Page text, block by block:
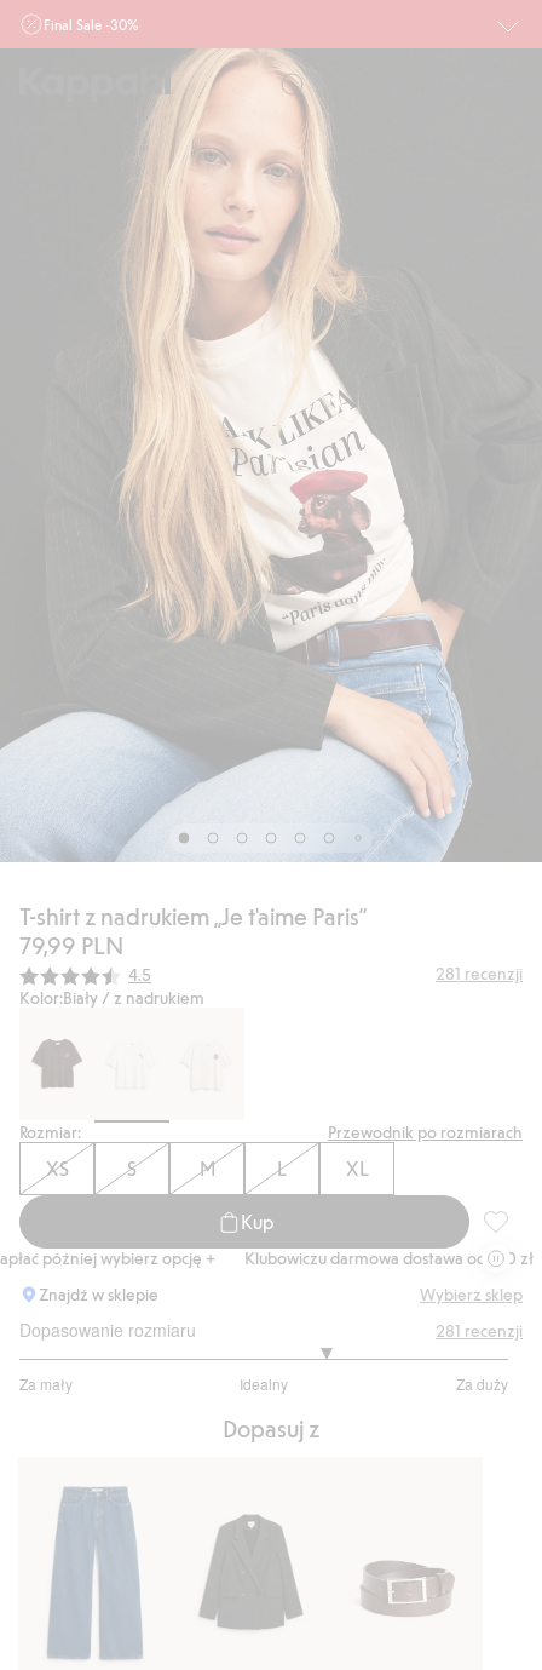
Final Sale -30%
Ważne przy zakupie min. 2 sztuk produktów włączonych w ofertę, również z
działu outlet do 10.8 w sklepach Kappahl i Newbie oraz na kappahl.com. Ofert
Mężczyzna Dziecko
T-shirt z nadrukiem „Je t'aime Paris”
79,99 PLN
Średnia ocena:
4.5 281 recenzji
Kolor:Biały / z nadrukiem
Rozmiar: Przewodnik po rozmiarach
XS S M L XL
Kup
T-
później wybierz opcję + Klubowiczu darmowa dostawa od 150 zł
Znajdź w sklepie
Wybierz sklep
Dopasowanie rozmiaru
Za mały Idealny Za duży
na
głosów
281 recenzji
Dopasuj z